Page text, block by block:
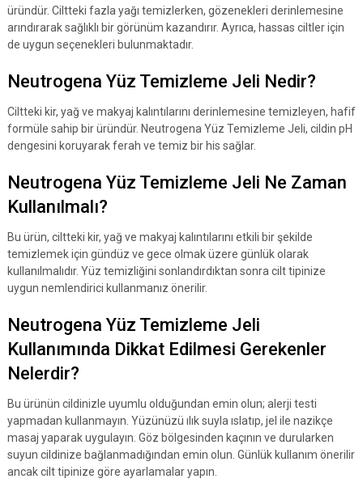
üründür. Ciltteki fazla yağı temizlerken, gözenekleri derinlemesine
arındırarak sağlıklı bir görünüm kazandırır. Ayrıca, hassas ciltler için
de uygun seçenekleri bulunmaktadır.
Neutrogena Yüz Temizleme Jeli Nedir?
Ciltteki kir, yağ ve makyaj kalıntılarını derinlemesine temizleyen, hafif
formüle sahip bir üründür. Neutrogena Yüz Temizleme Jeli, cildin pH
dengesini koruyarak ferah ve temiz bir his sağlar.
Neutrogena Yüz Temizleme Jeli Ne Zaman
Kullanılmalı?
Bu ürün, ciltteki kir, yağ ve makyaj kalıntılarını etkili bir şekilde
temizlemek için gündüz ve gece olmak üzere günlük olarak
kullanılmalıdır. Yüz temizliğini sonlandırdıktan sonra cilt tipinize
uygun nemlendirici kullanmanız önerilir.
Neutrogena Yüz Temizleme Jeli
Kullanımında Dikkat Edilmesi Gerekenler
Nelerdir?
Bu ürünün cildinizle uyumlu olduğundan emin olun; alerji testi
yapmadan kullanmayın. Yüzünüzü ılık suyla ıslatıp, jel ile nazikçe
masaj yaparak uygulayın. Göz bölgesinden kaçının ve durularken
suyun cildinize bağlanmadığından emin olun. Günlük kullanım önerilir
ancak cilt tipinize göre ayarlamalar yapın.